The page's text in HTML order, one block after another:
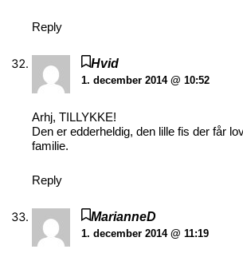
Reply
Hvid
1. december 2014 @ 10:52
Arhj, TILLYKKE!
Den er edderheldig, den lille fis der får
familie.
Reply
MarianneD
1. december 2014 @ 11:19